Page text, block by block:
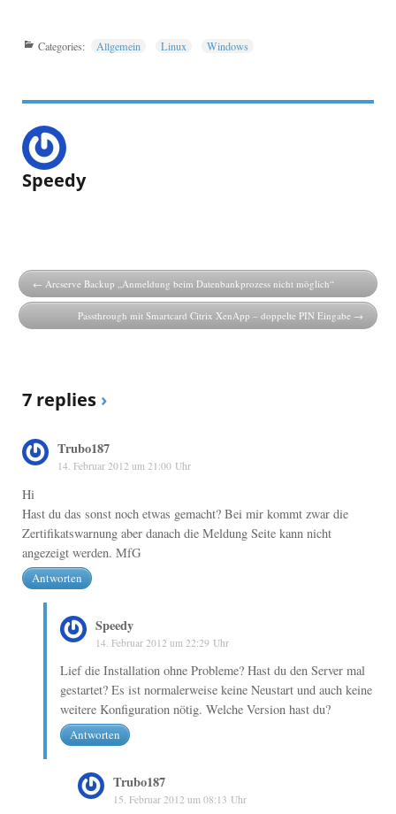
Categories: Allgemein Linux Windows
Speedy
Arcserve Backup „Anmeldung beim Datenbankprozess nicht möglich“
Passthrough mit Smartcard Citrix XenApp – doppelte PIN Eingabe
7 replies ›
Trubo187
14. Februar 2012 um 21:00 Uhr
Hi
Hast du das sonst noch etwas gemacht? Bei mir kommt zwar die
Zertifikatswarnung aber danach die Meldung Seite kann nicht
angezeigt werden. MfG
Antworten
Speedy
14. Februar 2012 um 22:29 Uhr
Lief die Installation ohne Probleme? Hast du den Server mal
gestartet? Es ist normalerweise keine Neustart und auch keine
weitere Konfiguration nötig. Welche Version hast du?
Antworten
Trubo187
15. Februar 2012 um 08:13 Uhr